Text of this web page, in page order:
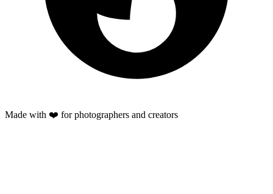
Made with ❤️ for photographers and creators